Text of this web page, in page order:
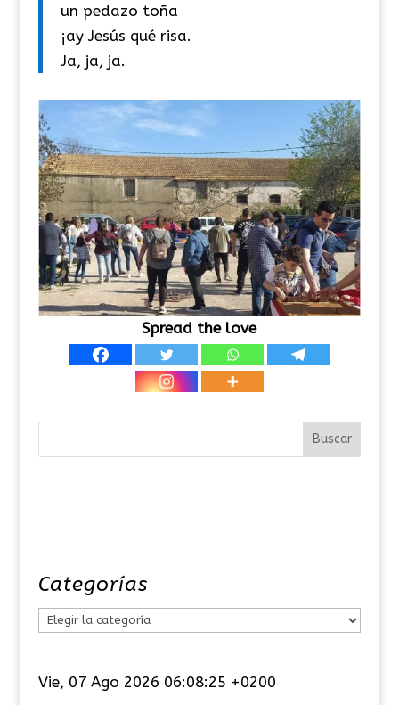
un pedazo toña
¡ay Jesús qué risa.
Ja, ja, ja.
Spread the love
Categorías
e
Vie, 07 Ago 2026 06:08:25 +0200